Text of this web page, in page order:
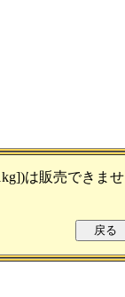
は販売できませ